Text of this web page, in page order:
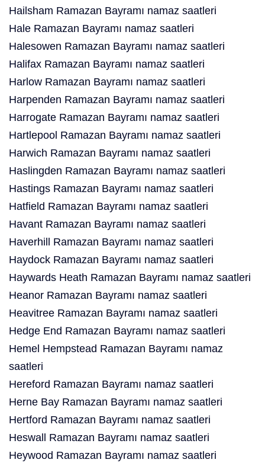
Hailsham Ramazan Bayramı namaz saatleri
Hale Ramazan Bayramı namaz saatleri
Halesowen Ramazan Bayramı namaz saatleri
Halifax Ramazan Bayramı namaz saatleri
Harlow Ramazan Bayramı namaz saatleri
Harpenden Ramazan Bayramı namaz saatleri
Harrogate Ramazan Bayramı namaz saatleri
Hartlepool Ramazan Bayramı namaz saatleri
Harwich Ramazan Bayramı namaz saatleri
Haslingden Ramazan Bayramı namaz saatleri
Hastings Ramazan Bayramı namaz saatleri
Hatfield Ramazan Bayramı namaz saatleri
Havant Ramazan Bayramı namaz saatleri
Haverhill Ramazan Bayramı namaz saatleri
Haydock Ramazan Bayramı namaz saatleri
Haywards Heath Ramazan Bayramı namaz saatleri
Heanor Ramazan Bayramı namaz saatleri
Heavitree Ramazan Bayramı namaz saatleri
Hedge End Ramazan Bayramı namaz saatleri
Hemel Hempstead Ramazan Bayramı namaz
saatleri
Hereford Ramazan Bayramı namaz saatleri
Herne Bay Ramazan Bayramı namaz saatleri
Hertford Ramazan Bayramı namaz saatleri
Heswall Ramazan Bayramı namaz saatleri
Heywood Ramazan Bayramı namaz saatleri